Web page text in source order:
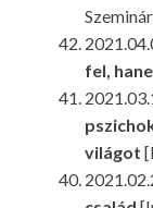
fel,
világot